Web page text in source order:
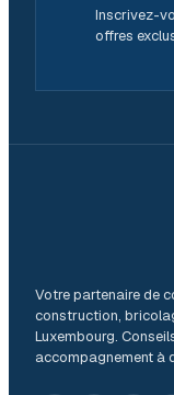
Inscrivez-
offres
Votre partenaire de
construction,
Luxembourg.
accompagnement à